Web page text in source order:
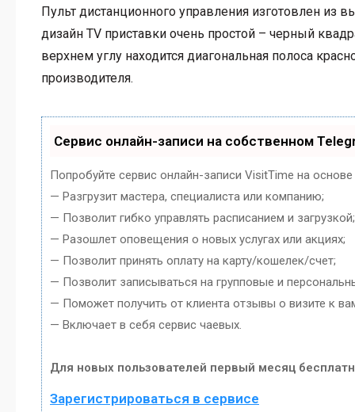
Пульт дистанционного управления изготовлен из
дизайн TV приставки очень простой – черный
верхнем углу находится диагональная полоса
производителя.
Сервис онлайн-записи на собственном
Попробуйте сервис онлайн-записи VisitTime на
— Разгрузит мастера, специалиста или компанию;
— Позволит гибко управлять расписанием и загрузкой;
— Разошлет оповещения о новых услугах или акциях;
— Позволит принять оплату на карту/кошелек/счет;
— Позволит записываться на групповые и
— Поможет получить от клиента отзывы о визите к
— Включает в себя сервис чаевых.
Для новых пользователей первый месяц
Зарегистрироваться в сервисе